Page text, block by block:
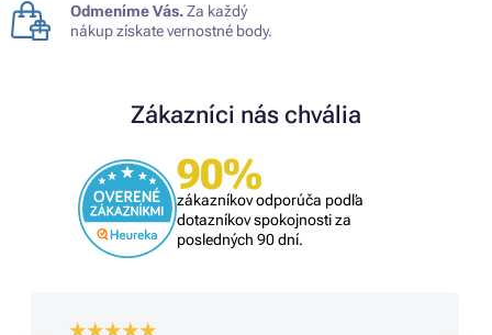
Odmeníme Vás.Za každý
nákup získate vernostné body.
Zákazníci nás chvália
90%
zákazníkov odporúča podľa
dotazníkov spokojnosti za
posledných 90 dní.